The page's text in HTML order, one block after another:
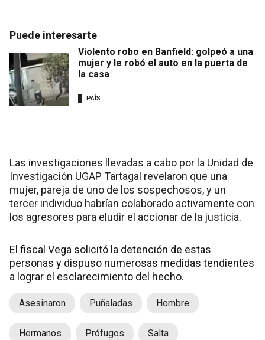
Puede interesarte
Violento robo en Banfield: golpeó a una
mujer y le robó el auto en la puerta de
la casa
PAÍS
Las investigaciones llevadas a cabo por la Unidad de
Investigación UGAP Tartagal revelaron que una
mujer, pareja de uno de los sospechosos, y un
tercer individuo habrían colaborado activamente con
los agresores para eludir el accionar de la justicia.
El fiscal Vega solicitó la detención de estas
personas y dispuso numerosas medidas tendientes
a lograr el esclarecimiento del hecho.
Asesinaron Puñaladas Hombre
Hermanos Prófugos Salta